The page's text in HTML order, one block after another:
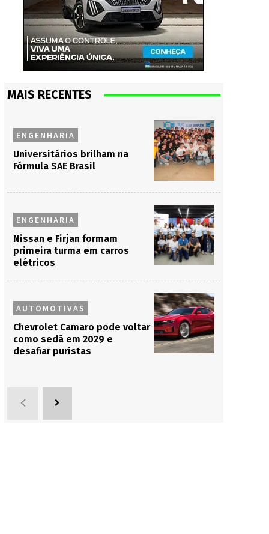
MAIS RECENTES
ENGENHARIA
Universitários brilham na
Fórmula SAE Brasil
ENGENHARIA
Nissan e Firjan formam
primeira turma em carros
elétricos
AUTOMOTIVAS
Chevrolet Camaro pode voltar
como sedã em 2029 e
desafiar puristas